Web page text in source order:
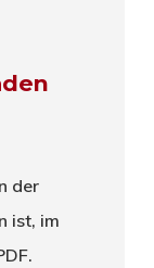
der
ist, im